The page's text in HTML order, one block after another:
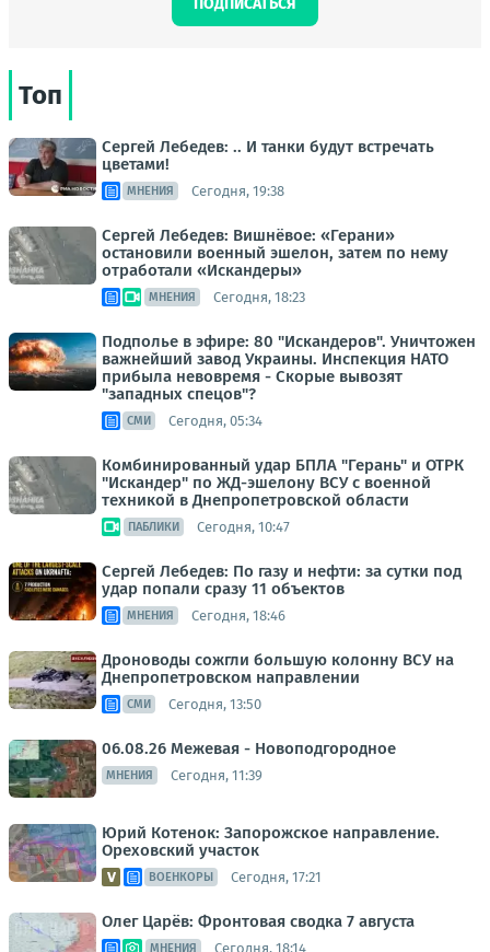
ПОДПИСАТЬСЯ
Топ
Сергей Лебедев: .. И танки будут встречать
цветами!
МНЕНИЯ Сегодня, 19:38
Сергей Лебедев: Вишнёвое: «Герани»
остановили военный эшелон, затем по нему
отработали «Искандеры»
МНЕНИЯ Сегодня, 18:23
Подполье в эфире: 80 "Искандеров". Уничтожен
важнейший завод Украины. Инспекция НАТО
прибыла невовремя - Скорые вывозят
"западных спецов"?
СМИ Сегодня, 05:34
Комбинированный удар БПЛА "Герань" и ОТРК
"Искандер" по ЖД-эшелону ВСУ с военной
техникой в Днепропетровской области
ПАБЛИКИ Сегодня, 10:47
Сергей Лебедев: По газу и нефти: за сутки под
удар попали сразу 11 объектов
МНЕНИЯ Сегодня, 18:46
Дроноводы сожгли большую колонну ВСУ на
Днепропетровском направлении
СМИ Сегодня, 13:50
06.08.26 Межевая - Новоподгородное
МНЕНИЯ Сегодня, 11:39
Юрий Котенок: Запорожское направление.
Ореховский участок
ВОЕНКОРЫ Сегодня, 17:21
Олег Царёв: Фронтовая сводка 7 августа
МНЕНИЯ Сегодня, 18:14